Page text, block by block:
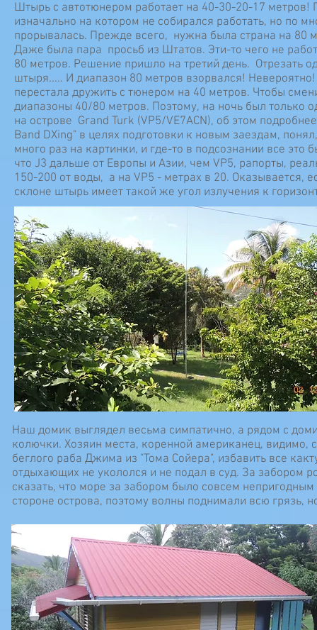
Штырь с автотюнером работает на 40-30-20-17
изначально на котором не собирался работать, но по
прорывалась. Прежде всего, нужна была страна на 80
Даже была пара просьб из Штатов. Эти-то чего не
80 метров. Решение пришло на третий день. Отрезать
штыря..... И диапазон 80 метров взорвался!
перестала дружить с тюнером на 40 метров. Чтобы
диапазоны 40/80 метров. Поэтому, на ночь был
на острове Grand Turk (VP5/VE7ACN), об этом
Band DXing" в целях подготовки к новым заездам,
много раз на картинки, и где-то в подсознании все
что J3 дальше от Европы и Азии, чем VP5, рапорты,
150-200 от воды, а на VP5 - метрах в 20. Оказывается,
склоне штырь имеет такой же угол излучения к
Наш домик выглядел весьма симпатично, а рядом с
колючки. Хозяин места, коренной американец, видимо,
беглого раба Джима из "Тома Сойера", избавить все
отдыхающих не укололся и не подал в суд. За забором
сказать, что море за забором было совсем
стороне острова, поэтому волны поднимали всю грязь,